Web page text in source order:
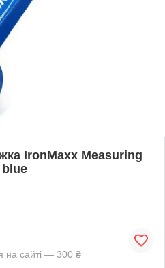
IronMaxx Measuring
blue
на сайті — 300 ₴